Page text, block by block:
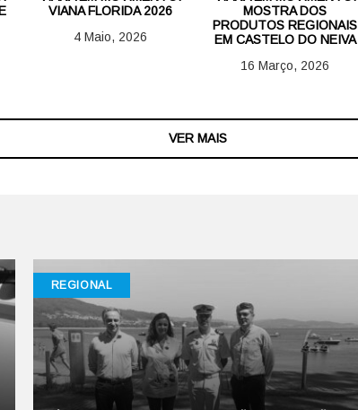
VIANA FLORIDA 2026
4 Maio, 2026
MOSTRA DOS
PRODUTOS REGIONAIS
EM CASTELO DO NEIVA
16 Março, 2026
VER MAIS
REGIONAL